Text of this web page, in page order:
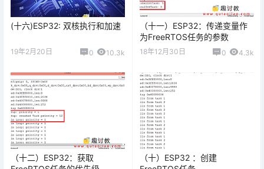
(十六)ESP32: 双核执行和加速
19年2月20日 0 10.3k
（十一）ESP32：传递变量作
为FreeRTOS任务的参数
18年12月30日 0 4.3k
（十二）ESP32：获取
（十）ESP32 ：创建